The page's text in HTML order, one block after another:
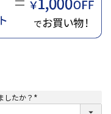
したか？
(